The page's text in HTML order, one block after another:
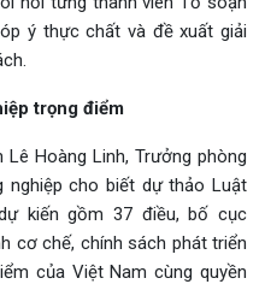
ý thực chất và đề xuất giải
trọng điểm
Hoàng Linh, Trưởng phòng
nghiệp cho biết dự thảo Luật
kiến gồm 37 điều, bố cục
cơ chế, chính sách phát triển
của Việt Nam cùng quyền